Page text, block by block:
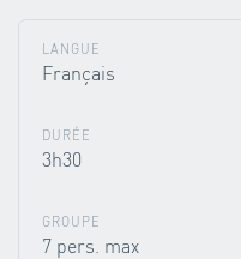
LANGUE
Français
DURÉE
3h30
GROUPE
7 pers. max